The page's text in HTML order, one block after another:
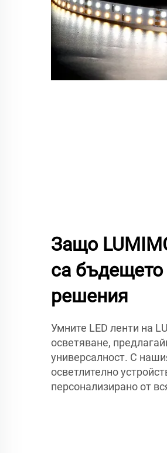
Защо
са бъдещето
решения
Умните LED ленти на
осветяване,
универсалност. С
осветлително
персонализирано от